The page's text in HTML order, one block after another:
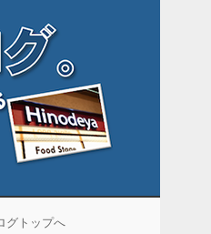
グトップへ